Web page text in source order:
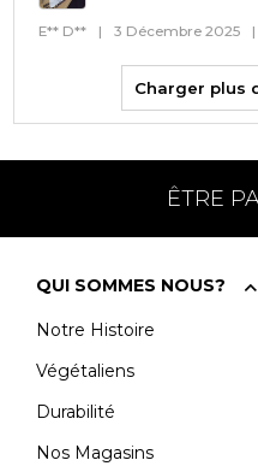
E** D** | 3 Décembre 2025 |
Charger plus
ÊTRE
QUI SOMMES NOUS?
Notre Histoire
Végétaliens
Durabilité
Nos Magasins